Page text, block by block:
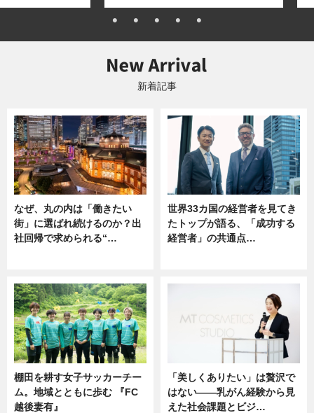
新着記事
なぜ、丸の内は「働きたい
街」に選ばれ続けるのか？出
社回帰で求められる“…
世界33カ国の経営者を見てき
たトップが語る、「成功する
経営者」の共通点…
棚田を耕す女子サッカーチー
ム。地域とともに歩む 『FC
越後妻有』
「美しくありたい」は贅沢で
はない――乳がん経験から見
えた社会課題とビジ…